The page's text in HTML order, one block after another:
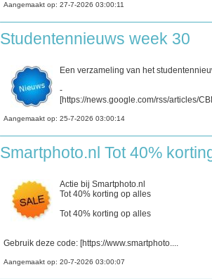
Aangemaakt op: 27-7-2026 03:00:11
Studentennieuws week 30
Een verzameling van het
-
[https://news.google.com/rss/articles/
Aangemaakt op: 25-7-2026 03:00:14
Smartphoto.nl Tot 40%
Actie bij Smartphoto.nl
Tot 40% korting op alles
Tot 40% korting op alles
Gebruik deze code: [https://www.smartphoto....
Aangemaakt op: 20-7-2026 03:00:07